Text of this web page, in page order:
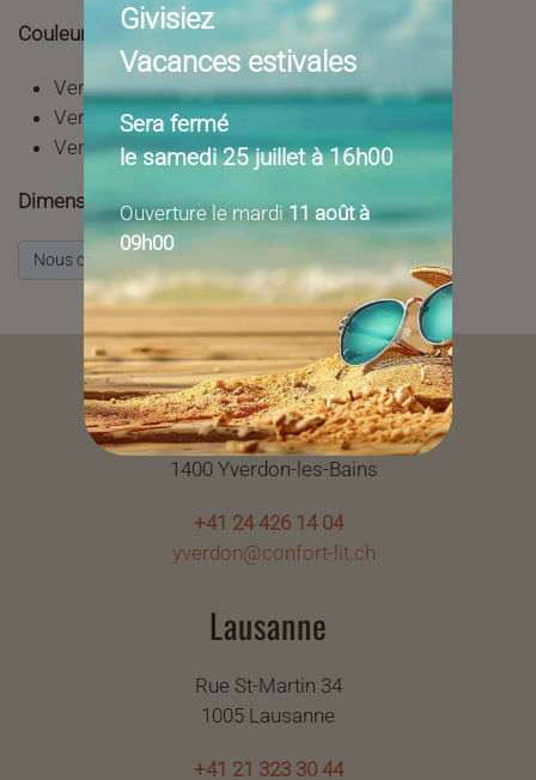
Couleurs disponibles:
Verre Cristallin
Verre Gris Fumé
Verre Clair
Dimensions:34/38/42 cm
Nous contacter pour + d'infos
Yverdon
Av. de Grandson 60
1400 Yverdon-les-Bains
+41 24 426 14 04
yverdon@confort-lit.ch
Lausanne
Rue St-Martin 34
1005 Lausanne
+41 21 323 30 44
Givisiez
Vacances estivales
Sera fermé
le samedi 25 juillet à 16h00
Ouverture le mardi 11 août à
09h00